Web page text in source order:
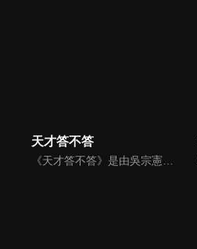
天才答不答
《天才答不答》是由吳宗憲和吳怡霈共同主持的益智節目。節目設立高額的獎金來考驗藝人們真實的人性，同時將題目立體化，讓你身歷其境去冒險答題。更有哪些出乎意料的處罰，讓藝人羞愧的不想再答錯！一個最接近「人性」與「真實」的益智節目，現在就讓吳宗憲帶你輕鬆玩轉知識。